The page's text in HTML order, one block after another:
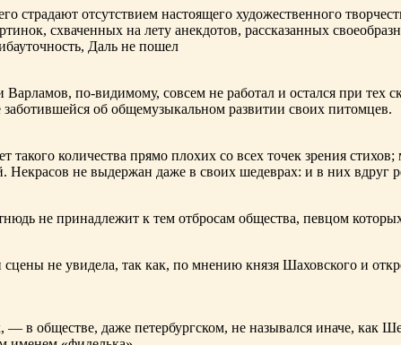
страдают отсутствием настоящего художественного
схваченных на лету анекдотов, рассказанных
Даль не пошел
Варламов, по-видимому, совсем не работал и остался при тех
об общемузыкальном развитии своих питомцев.
количества прямо плохих со всех точек зрения
Некрасов не выдержан даже в своих шедеврах: и в них вдруг
не принадлежит к тем отбросам общества, певцом
не увидела, так как, по мнению князя Шаховского и
в обществе, даже петербургском, не назывался иначе, как